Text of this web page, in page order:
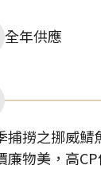
全年供應
捕撈之挪威鯖
物美，高CP